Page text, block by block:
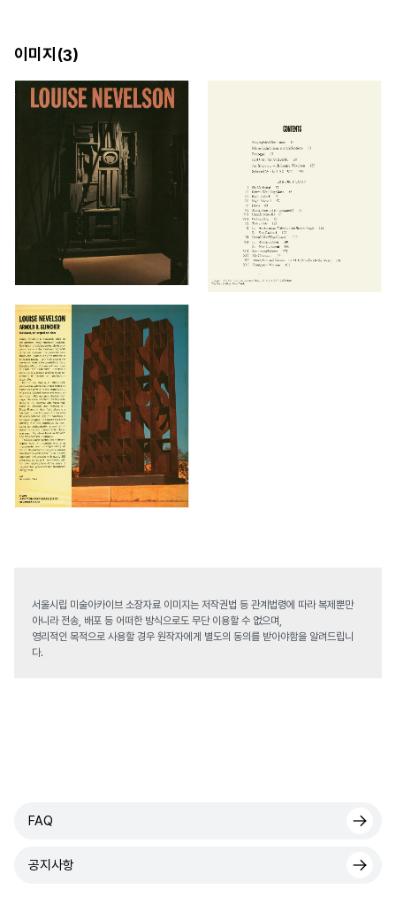
이미지(3)
서울시립 미술아카이브 소장자료 이미지는 저작권법 등 관계법령에 따라 복제뿐만
아니라 전송, 배포 등 어떠한 방식으로도 무단 이용할 수 없으며,
영리적인 목적으로 사용할 경우 원작자에게 별도의 동의를 받아야함을 알려드립니
다.
FAQ
공지사항